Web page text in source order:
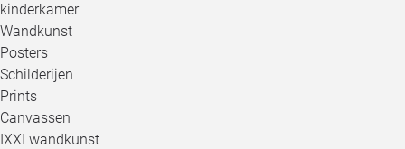
kinderkamer
Wandkunst
Posters
Schilderijen
Prints
Canvassen
IXXI wandkunst